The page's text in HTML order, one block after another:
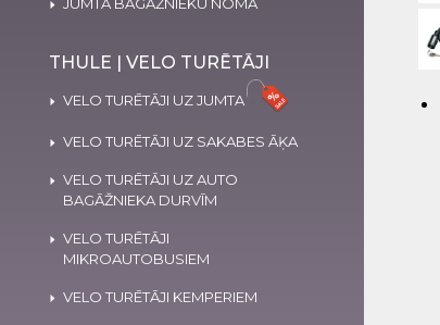
THULE | VELO TURĒTĀJI
VELO TURĒTĀJI UZ JUMTA
VELO TURĒTĀJI UZ SAKABES ĀĶA
VELO TURĒTĀJI UZ AUTO
BAGĀŽNIEKA DURVĪM
VELO TURĒTĀJI
MIKROAUTOBUSIEM
VELO TURĒTĀJI KEMPERIEM